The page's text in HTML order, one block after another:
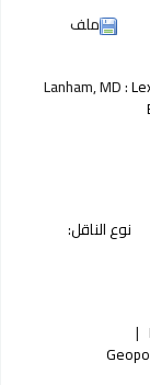
ملف
Lanham, MD :
نوع الناقل: